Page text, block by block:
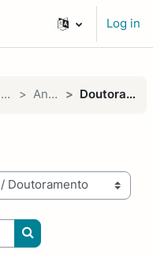
Log in
2023-2024 Anuais Doutoramento
Search courses